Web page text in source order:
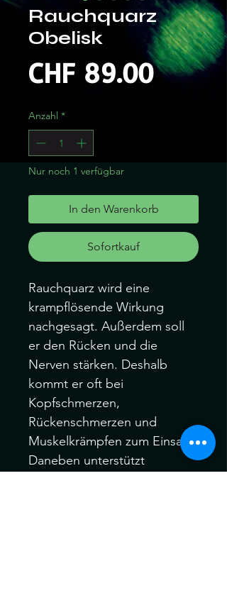
Rauchquarz
Obelisk
CHF 89.00Preis
Anzahl *
Nur noch 1 verfügbar
In den Warenkorb
Sofortkauf
Rauchquarz wird eine
krampflösende Wirkung
nachgesagt. Außerdem soll
er den Rücken und die
Nerven stärken. Deshalb
kommt er oft bei
Kopfschmerzen,
Rückenschmerzen und
Muskelkrämpfen zum Einsatz.
Daneben unterstützt